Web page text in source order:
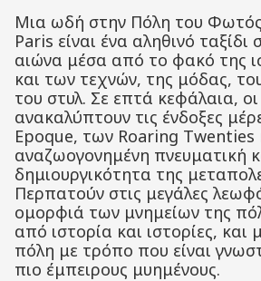
Μια ωδή στην Πόλη του
Paris είναι ένα αληθινό ταξίδι
αιώνα μέσα από το φακό της
και των τεχνών, της μόδας,
του στυλ. Σε επτά κεφάλαια,
ανακαλύπτουν τις ένδοξες
Epoque, των Roaring Twenties
αναζωογονημένη πνευματική
δημιουργικότητα της
Περπατούν στις μεγάλες
ομορφιά των μνημείων της
από ιστορία και ιστορίες, και
πόλη με τρόπο που είναι
πιο έμπειρους μυημένους.